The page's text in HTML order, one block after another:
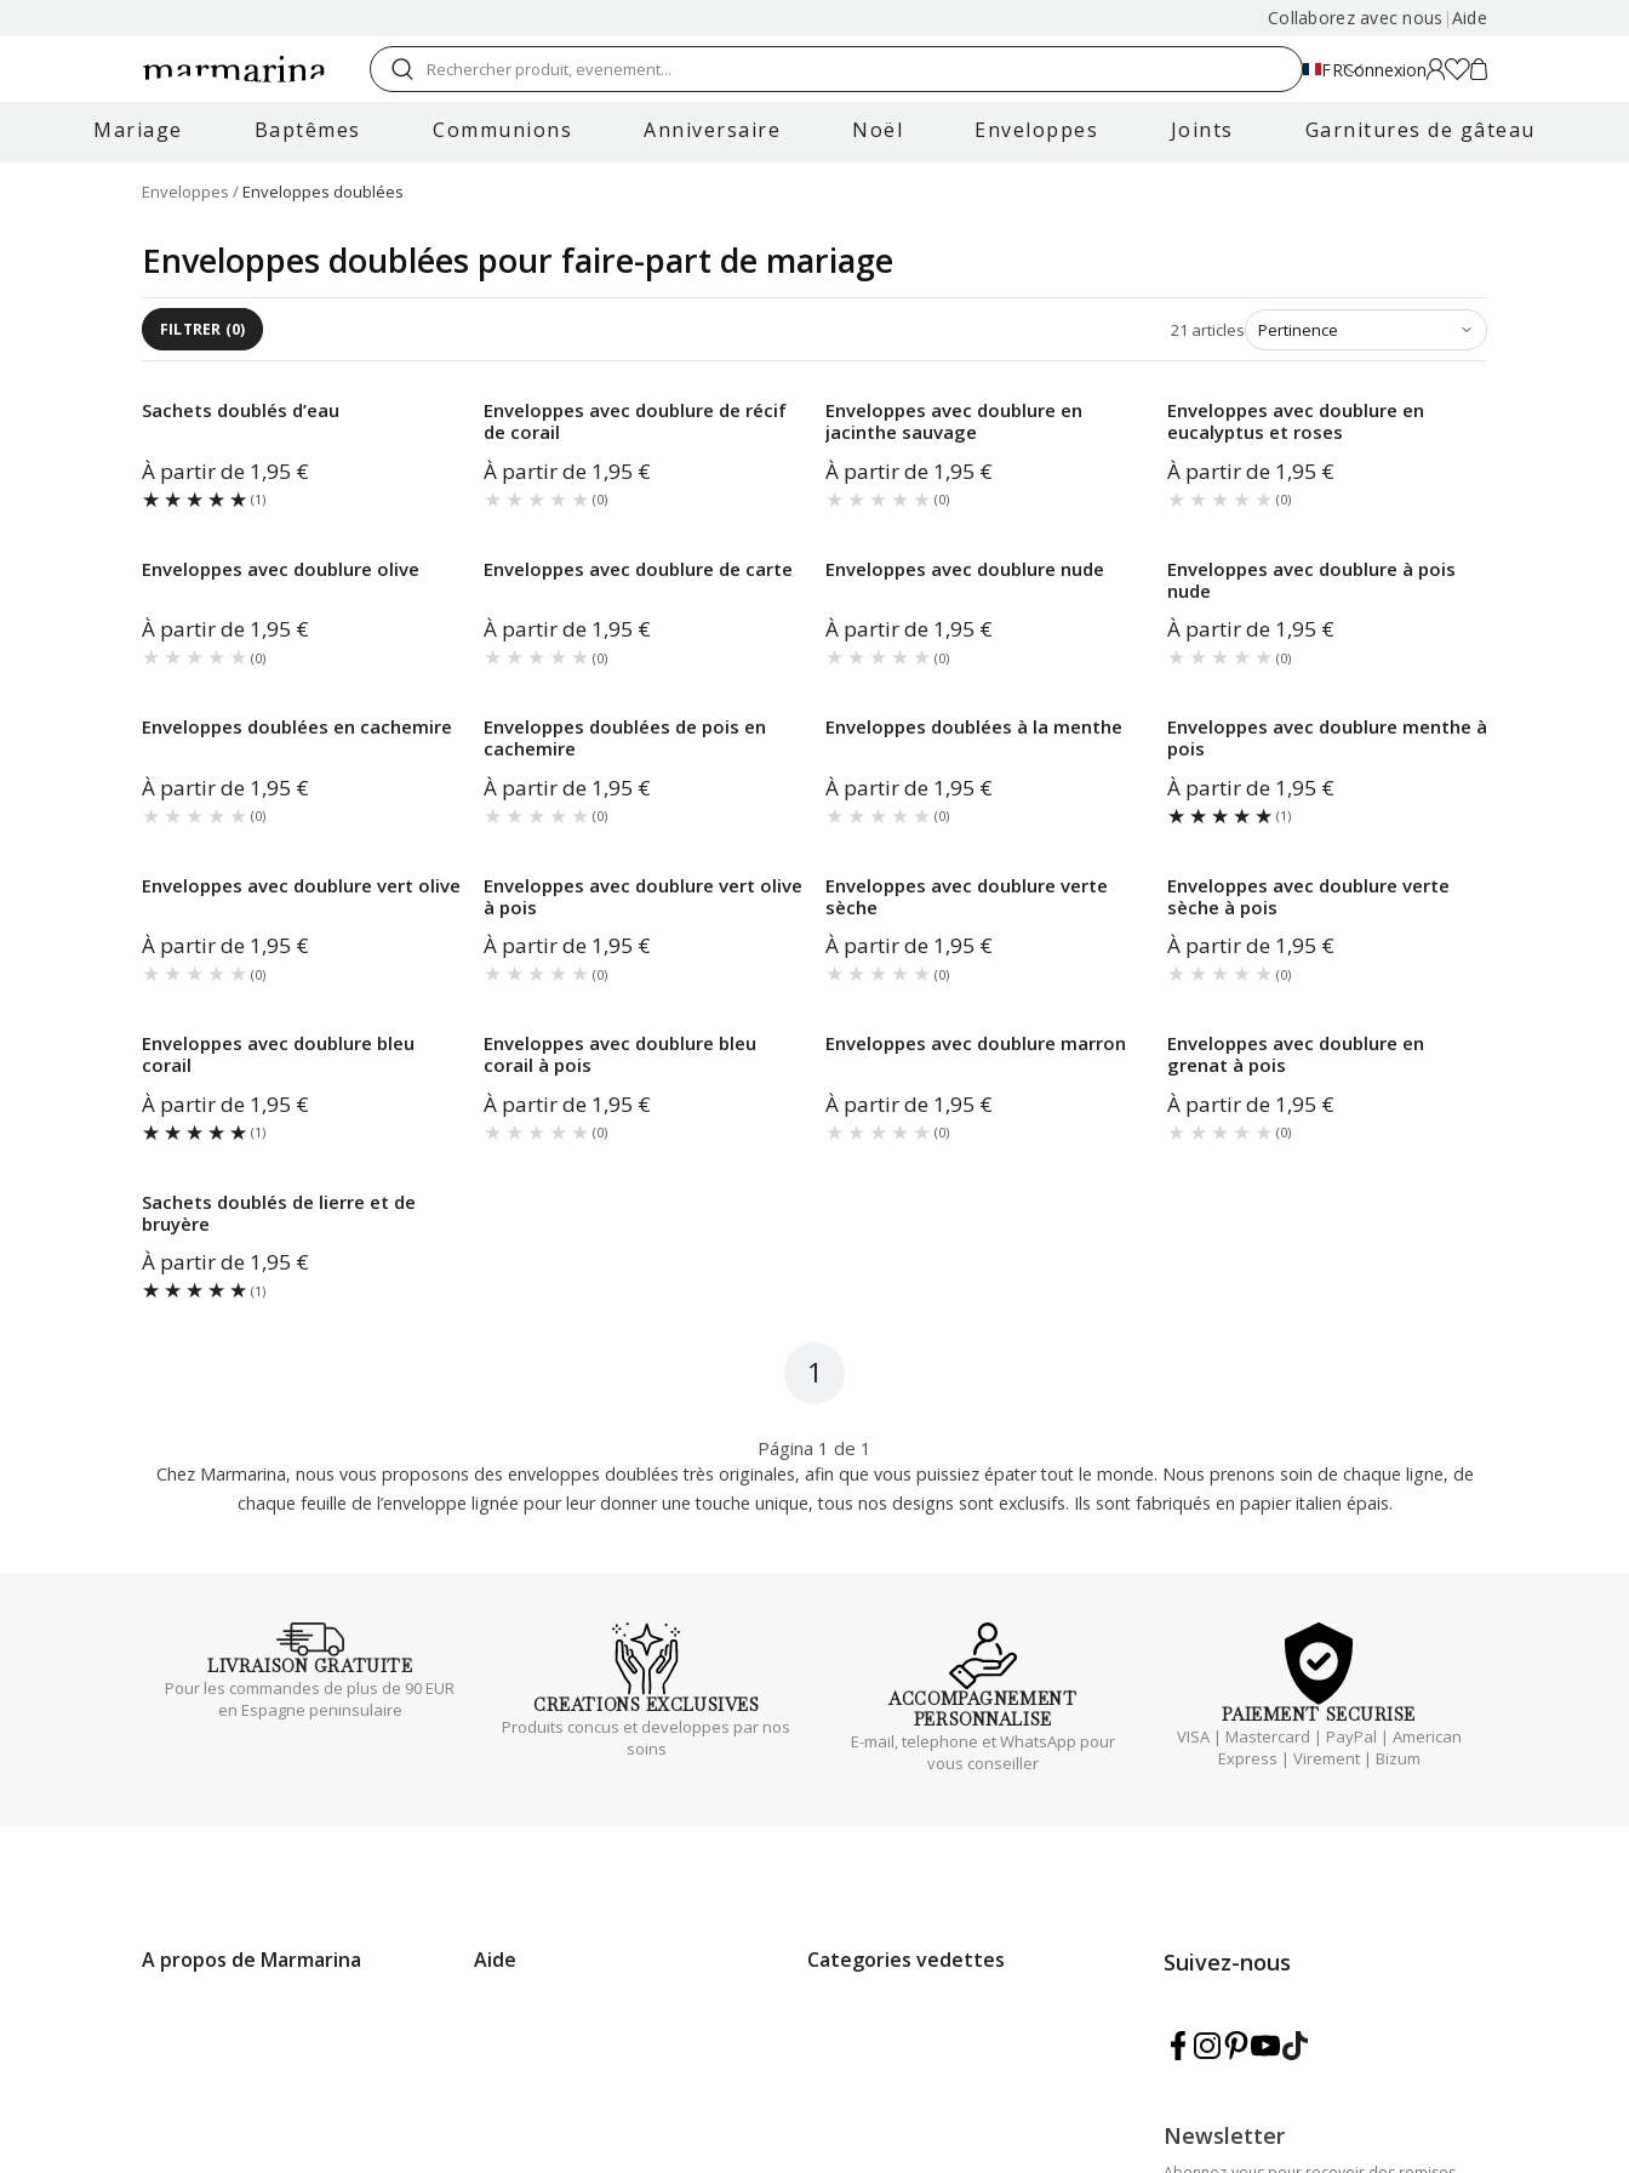
Collaborez avec nous |Aide
Rechercher produit, evenement... FRConnexion
Mariage Baptêmes Communions Anniversaire Noël Enveloppes Joints Garnitures de gâteau
Enveloppes Enveloppes doublées
Enveloppes doublées pour faire-part de mariage
FILTRER (0) 21 articles
Sachets doublés d’eau
À partir de 1,95 €
★★★★★
★★★★★ (1)
Enveloppes avec doublure de récif
de corail
À partir de 1,95 €
★★★★★
★★★★★ (0)
Enveloppes avec doublure en
jacinthe sauvage
À partir de 1,95 €
★★★★★
★★★★★ (0)
Enveloppes avec doublure en
eucalyptus et roses
À partir de 1,95 €
★★★★★
★★★★★ (0)
Enveloppes avec doublure olive
À partir de 1,95 €
★★★★★
★★★★★ (0)
Enveloppes avec doublure de carte
À partir de 1,95 €
★★★★★
★★★★★ (0)
Enveloppes avec doublure nude
À partir de 1,95 €
★★★★★
★★★★★ (0)
Enveloppes avec doublure à pois
nude
À partir de 1,95 €
★★★★★
★★★★★ (0)
Enveloppes doublées en cachemire
À partir de 1,95 €
★★★★★
★★★★★ (0)
Enveloppes doublées de pois en
cachemire
À partir de 1,95 €
★★★★★
★★★★★ (0)
Enveloppes doublées à la menthe
À partir de 1,95 €
★★★★★
★★★★★ (0)
Enveloppes avec doublure menthe à
pois
À partir de 1,95 €
★★★★★
★★★★★ (1)
Enveloppes avec doublure vert olive
À partir de 1,95 €
★★★★★
★★★★★ (0)
Enveloppes avec doublure vert olive
à pois
À partir de 1,95 €
★★★★★
★★★★★ (0)
Enveloppes avec doublure verte
sèche
À partir de 1,95 €
★★★★★
★★★★★ (0)
Enveloppes avec doublure verte
sèche à pois
À partir de 1,95 €
★★★★★
★★★★★ (0)
Enveloppes avec doublure bleu
corail
À partir de 1,95 €
★★★★★
★★★★★ (1)
Enveloppes avec doublure bleu
corail à pois
À partir de 1,95 €
★★★★★
★★★★★ (0)
Enveloppes avec doublure marron
À partir de 1,95 €
★★★★★
★★★★★ (0)
Enveloppes avec doublure en
grenat à pois
À partir de 1,95 €
★★★★★
★★★★★ (0)
Sachets doublés de lierre et de
bruyère
À partir de 1,95 €
★★★★★
★★★★★ (1)
1
Página 1 de 1
Chez Marmarina, nous vous proposons des enveloppes doublées très originales, afin que vous puissiez épater tout le monde. Nous prenons soin de chaque ligne, de
chaque feuille de l’enveloppe lignée pour leur donner une touche unique, tous nos designs sont exclusifs. Ils sont fabriqués en papier italien épais.
LIVRAISON GRATUITE
Pour les commandes de plus de 90 EUR
en Espagne peninsulaire
CREATIONS EXCLUSIVES
Produits concus et developpes par nos
soins
ACCOMPAGNEMENT
PERSONNALISE
E-mail, telephone et WhatsApp pour
vous conseiller
PAIEMENT SECURISE
VISA | Mastercard | PayPal | American
Express | Virement | Bizum
A propos de Marmarina Aide Categories vedettes
Newsletter
Suivez-nous
Suivez Marmarina sur Facebook
Suivez Marmarina sur Instagram
Suivez Marmarina sur Pinterest
Suivez Marmarina sur YouTube
Suivez Marmarina sur TikTok